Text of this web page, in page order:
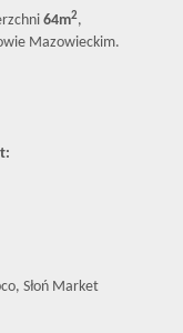
64m2,
Mazowieckim.
Słoń Market